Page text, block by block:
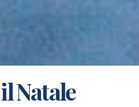
Natale